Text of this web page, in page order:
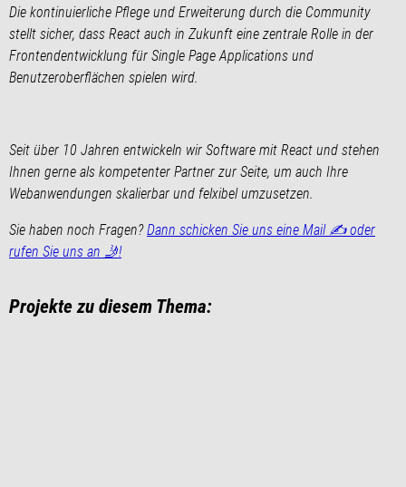
Die kontinuierliche Pflege und Erweiterung durch die Community
stellt sicher, dass React auch in Zukunft eine zentrale Rolle in der
Frontendentwicklung für Single Page Applications und
Benutzeroberflächen spielen wird.
Seit über 10 Jahren entwickeln wir Software mit React und stehen
Ihnen gerne als kompetenter Partner zur Seite, um auch Ihre
Webanwendungen skalierbar und felxibel umzusetzen.
Sie haben noch Fragen?Dann schicken Sie uns eine Mail ✍️ oder
rufen Sie uns an 🤳!
Projekte zu diesem Thema: